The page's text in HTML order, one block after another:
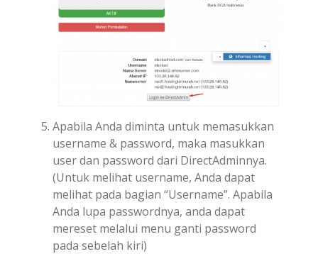
Apabila Anda diminta untuk memasukkan
username & password, maka masukkan
user dan password dari DirectAdminnya.
(Untuk melihat username, Anda dapat
melihat pada bagian “Username”. Apabila
Anda lupa passwordnya, anda dapat
mereset melalui menu ganti password
pada sebelah kiri)